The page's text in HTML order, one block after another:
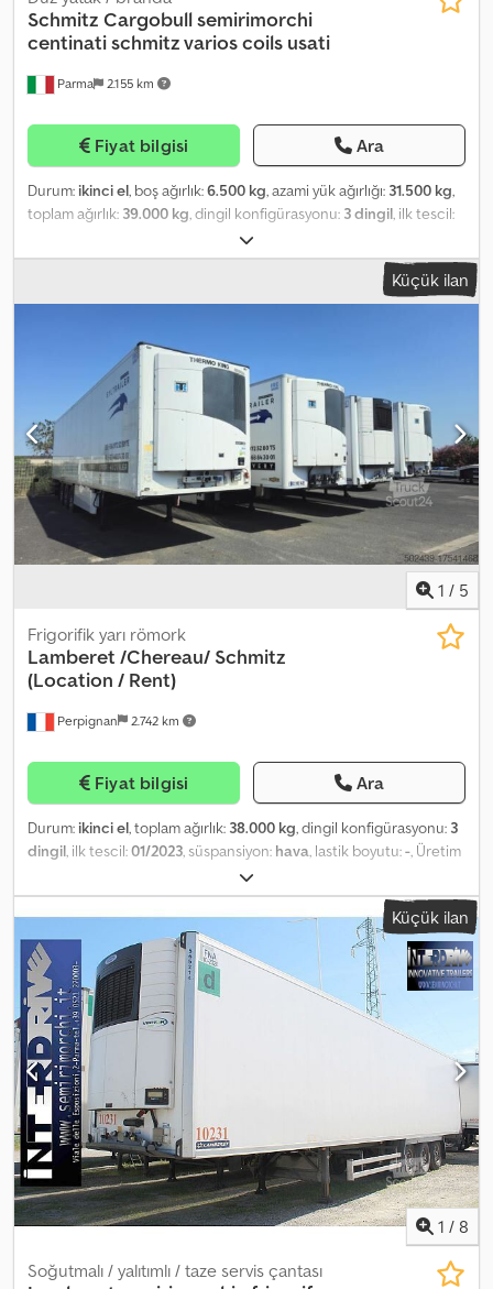
Parma 2.155 km
Schmitz Cargobullsemirimorchi
centinati schmitz varios coils usati
Fiyat bilgisi Ara
Durum: ikinci el, boş ağırlık:6.500 kg, azami yük ağırlığı: 31.500 kg,
toplam ağırlık: 39.000 kg, dingil konfigürasyonu: 3 dingil, ilk tescil:
, yükleme alanı uzunluğu:13.600 mm
genişliği:2.500 mm, yükleme alanı yüksekliği:2.800 mm,
kırmızı,
Üretim yılı:2011, Donanım:ABS, French-style Schmitz Varios
adjustable pneumatic lifting and lowering system with height
ranging from 2.80 m to 3.0 m, sliding roof (curtain system), DIN XL
load certification, year 2011, rear doors, galvanized chassis,
SEVERAL IDENTICAL UNITS AVAILABLE—DEALER: INTERDRIVE SRL
—PARMA. Dsdpfeqpdqijx Ai Iskr
Küçük ilan
1 / 5
Perpignan 2.742 km
Frigorifik yarı römork
Lamberet /Chereau/ Schmitz
(Location / Rent)
Fiyat bilgisi Ara
Durum: ikinci el, toplam ağırlık: 38.000 kg, dingil konfigürasyonu: 3
dingil, ilk tescil:01/2023, süspansiyon: hava, lastik boyutu:-, Üretim
ABS, hidrolik arka platform
Syltrailer offers its LAMBERET / CHEREAU / SCHMITZ refrigerated
semi-trailers for rent: Starting from €1,300 excl. VAT per month.
Dsdeu Dmm Rspfx Ai Iokr The specifications vary; we can offer you
a semi-trailer equipped according to your specific requirements.
Contact us for a rental quote or for any questions. Rental with
optional maintenance included (see contract). Short-term or
long-term rental available, according to your needs. Rental
possible by: Day / Week / Month / Long-term lease. Available
equipment/options for our semi-trailers: - DATA COLD
temperature recorder - Tri-axle with one lift axle - Refrigeration
unit: Carrier / Thermoking - Chereau / Lamberet / Schmitz bodies
- Double-deck bar - Spare wheels - TIR cable - Fire extinguisher -
Tail lift - Lift axle - Loading area: 32.94 m² - Width: 2.44 m - Height:
2.7 m - Volume: 88.938 m³ - ATP Marking: FRC - Tail lift - Delivery
time (in days): 1 - ABS
Küçük ilan
1 / 8
Soğutmalı / yalıtımlı / taze servis çantası